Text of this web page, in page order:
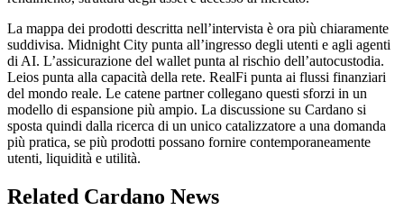
La mappa dei prodotti descritta nell’intervista è ora più chiaramente
suddivisa. Midnight City punta all’ingresso degli utenti e agli agenti
di AI. L’assicurazione del wallet punta al rischio dell’autocustodia.
Leios punta alla capacità della rete. RealFi punta ai flussi finanziari
del mondo reale. Le catene partner collegano questi sforzi in un
modello di espansione più ampio. La discussione su Cardano si
sposta quindi dalla ricerca di un unico catalizzatore a una domanda
più pratica, se più prodotti possano fornire contemporaneamente
utenti, liquidità e utilità.
Related Cardano News